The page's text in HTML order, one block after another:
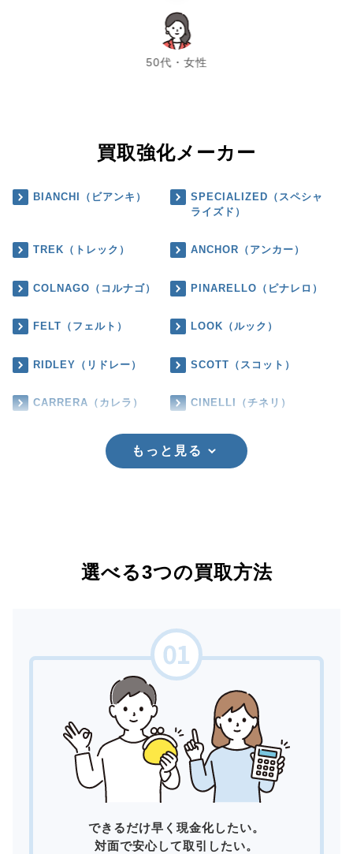
50代・女性
chevron_left chevron_right
買取強化メーカー
BIANCHI（ビアンキ）
SPECIALIZED（スペシャ
ライズド）
TREK（トレック） ANCHOR（アンカー）
COLNAGO（コルナゴ） PINARELLO（ピナレロ）
FELT（フェルト） LOOK（ルック）
RIDLEY（リドレー） SCOTT（スコット）
CARRERA（カレラ） CINELLI（チネリ）
もっと見る
選べる3つの買取方法
できるだけ早く現金化したい。
対面で安心して取引したい。